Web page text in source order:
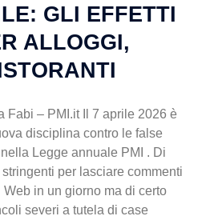
GLI EFFETTI
ALLOGGI,
Fabi – PMI.it Il 7 aprile 2026 è
disciplina contro le false
Legge annuale PMI . Di
per lasciare commenti
in un giorno ma di certo
severi a tutela di case